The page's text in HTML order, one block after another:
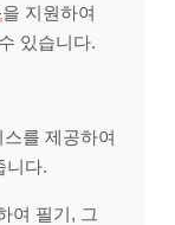
을 지원하여
있습니다.
를 제공하여
니다.
여 필기, 그